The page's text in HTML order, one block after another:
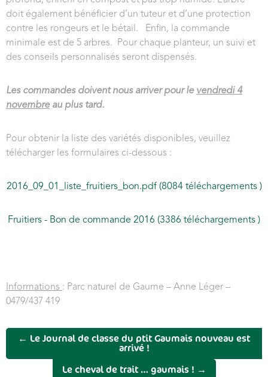
doit également bénéficier d’un tuteur et d’une protection
contre les rongeurs et le bétail. Enfin, la commande
minimale est de 5 arbres. Pour chaque planteur, un suivi et
des conseils personnalisés seront dispensés.
Les commandes doivent nous arriver pour le vendredi 4
novembreau plus tard.
Pour obtenir la liste des variétés disponibles, veuillez
télécharger les formulaires ci-dessous :
2016_09_01_liste_fruitiers_bon.pdf (8084 téléchargements )
Fruitiers - Bon de commande 2016 (3386 téléchargements )
Informations : Parc naturel de Gaume – Anne Léger –
0479/437 419
← Le Journal de classe du ptit Gaumais nouveau est
arrivé !
Le cheval de trait … gaumais ! →